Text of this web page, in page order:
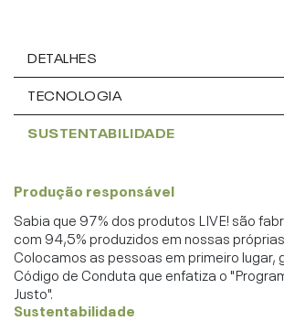
DETALHES
TECNOLOGIA
SUSTENTABILIDADE
Produção responsável
Sabia que 97% dos produtos LIVE! são
com 94,5% produzidos em nossas
Colocamos as pessoas em primeiro lugar,
Código de Conduta que enfatiza o
Justo".
Sustentabilidade